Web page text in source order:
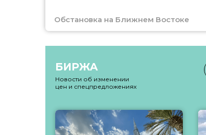
Обстановка на Ближнем Востоке
БИРЖА
Новости об изменении
цен и спецпредложениях